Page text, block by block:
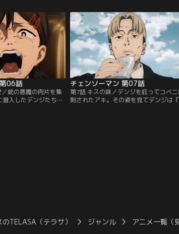
ジは裏切りに遭い、殺
る意識の中、デンジに
た。【提供：バンダイ
-。【提供：バンダイチャンネル】
06話
銃の悪魔の肉片を集
入したデンジたち公
チェンソーマン 第07話
第7話 キスの味／デンジを庇ってコベニ
刺されたアキ。その姿を見てデンジは
TELASA（テラサ） ジャンル アニメ一覧（